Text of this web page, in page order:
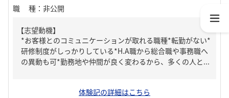
職種 ： 非公開
【志望動機】
*お客様とのコミュニケーションが取れる職種*転勤がない*
研修制度がしっかりしている*H.A職から総合職や事務職へ
の異動も可*勤務地や仲間が良く変わるから、多くの人と...
体験記の詳細はこちら